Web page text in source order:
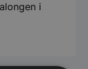
i